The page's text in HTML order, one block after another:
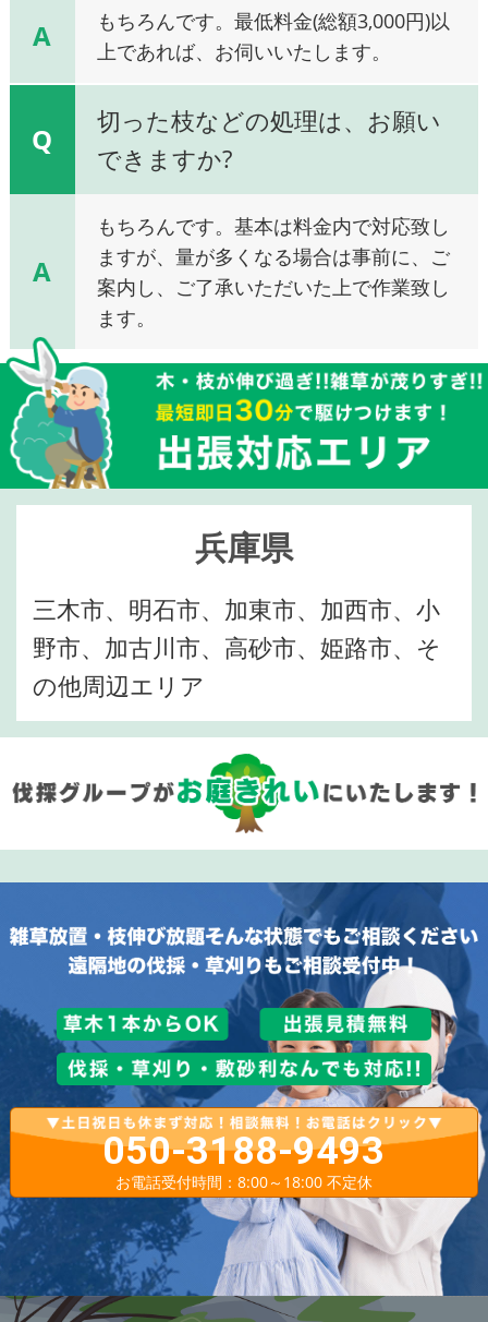
A
もちろんです。最低料金(総額3,000円)以
上であれば、お伺いいたします。
Q
切った枝などの処理は、お願い
できますか?
A
もちろんです。基本は料金内で対応致し
ますが、量が多くなる場合は事前に、ご
案内し、ご了承いただいた上で作業致し
ます。
兵庫県
三木市、明石市、加東市、加西市、小
野市、加古川市、高砂市、姫路市、そ
の他周辺エリア
050-3188-9493
お電話受付時間：8:00～18:00 不定休